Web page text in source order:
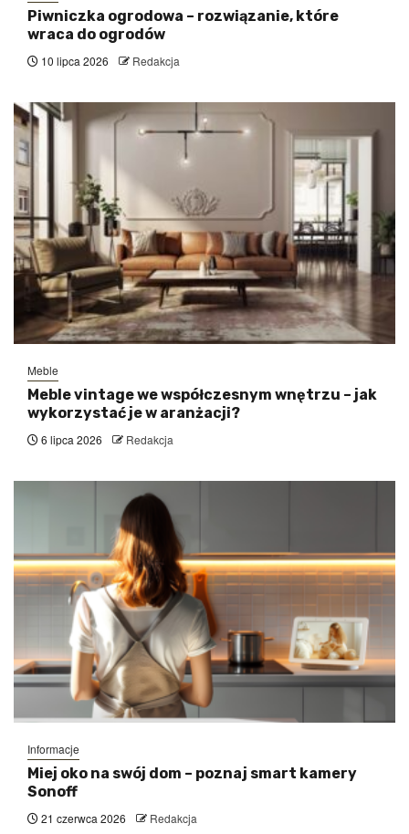
Piwniczka ogrodowa – rozwiązanie, które
wraca do ogrodów
10 lipca 2026 Redakcja
Meble
Meble vintage we współczesnym wnętrzu – jak
wykorzystać je w aranżacji?
6 lipca 2026 Redakcja
Informacje
Miej oko na swój dom – poznaj smart kamery
Sonoff
21 czerwca 2026 Redakcja